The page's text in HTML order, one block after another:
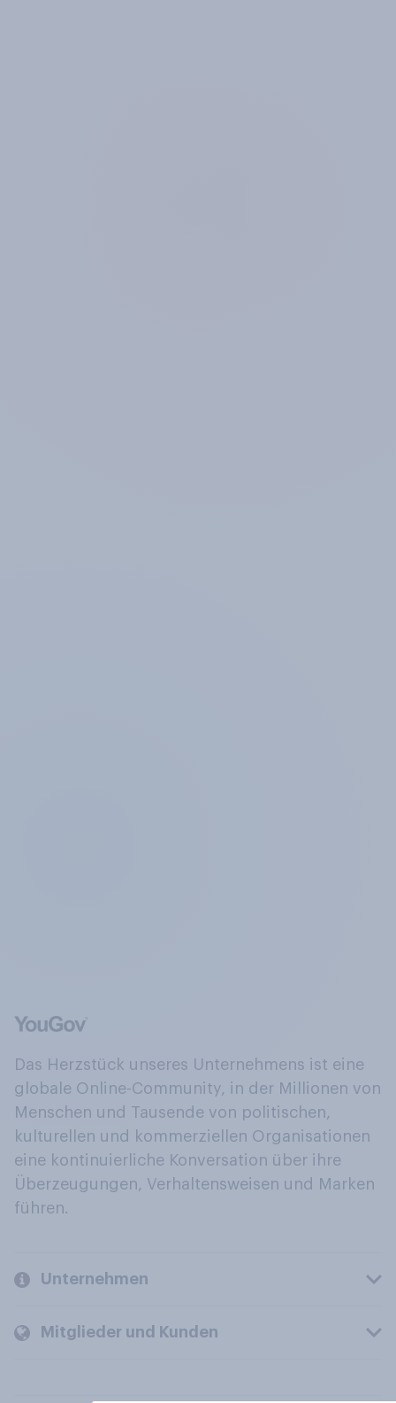
Das Herzstück unseres Unternehmens ist eine
globale Online-Community, in der Millionen von
Menschen und Tausende von politischen,
kulturellen und kommerziellen Organisationen
eine kontinuierliche Konversation über ihre
Überzeugungen, Verhaltensweisen und Marken
führen.
Unternehmen
Mitglieder und Kunden